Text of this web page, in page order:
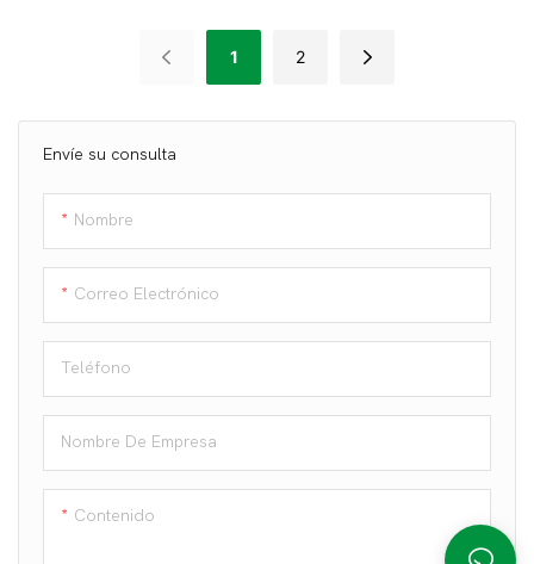
Envíe su consulta
Nombre
Correo Electrónico
Teléfono
Nombre De Empresa
Contenido
Diámetro
1 2